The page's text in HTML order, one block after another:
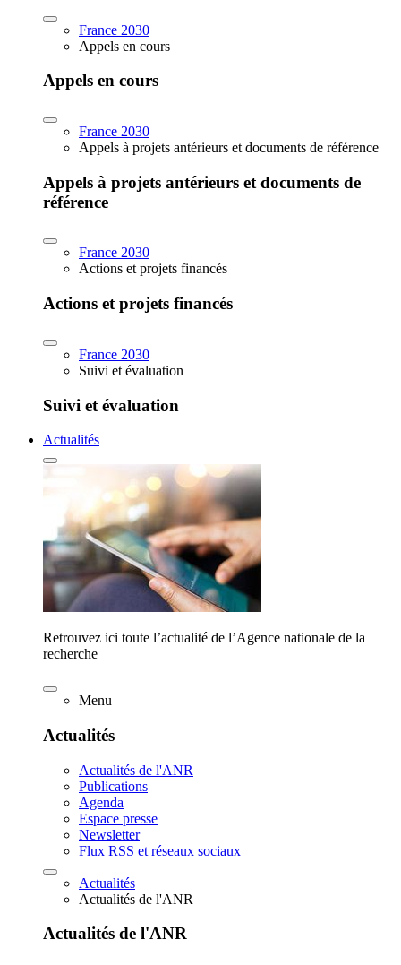
France 2030
Appels en cours
Appels en cours
France 2030
Appels à projets antérieurs et documents de référence
Appels à projets antérieurs et documents de
référence
France 2030
Actions et projets financés
Actions et projets financés
France 2030
Suivi et évaluation
Suivi et évaluation
Actualités
Retrouvez ici toute l’actualité de l’Agence nationale de la
recherche
Menu
Actualités
Actualités de l'ANR
Publications
Agenda
Espace presse
Newsletter
Flux RSS et réseaux sociaux
Actualités
Actualités de l'ANR
Actualités de l'ANR